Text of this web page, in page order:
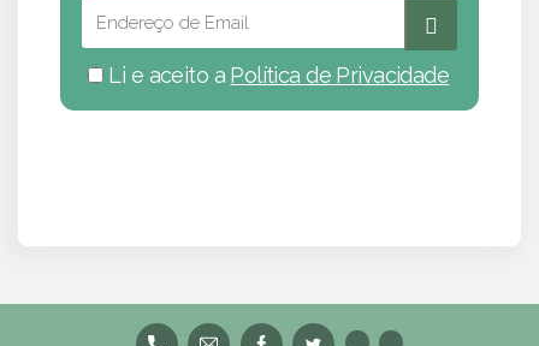
Li e aceito a Política de Privacidade